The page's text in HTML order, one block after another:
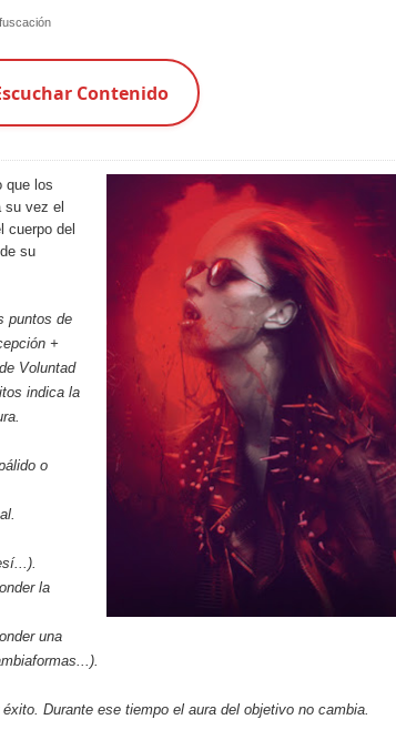
Contenido
que los
su vez el
cuerpo del
su
puntos de
+
Voluntad
indica la
o
la
una
Durante ese tiempo el aura del objetivo no cambia.